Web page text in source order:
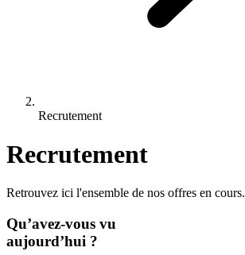
Recrutement
Recrutement
Retrouvez ici l'ensemble de nos offres en cours.
Qu’avez-vous vu
aujourd’hui ?